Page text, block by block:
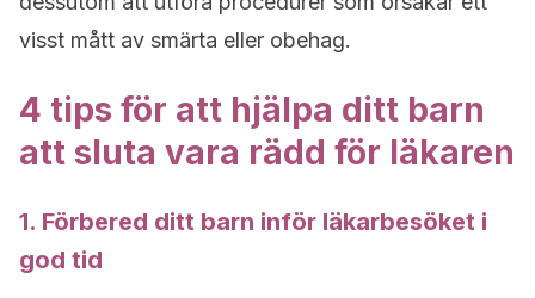
visst mått av smärta eller obehag.
4 tips för att hjälpa ditt barn
att sluta vara rädd för läkaren
1. Förbered ditt barn inför läkarbesöket i
god tid